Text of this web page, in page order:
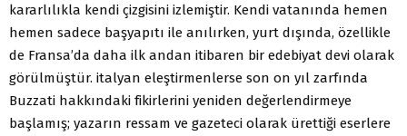
kararlılıkla kendi çizgisini izlemiştir. Kendi vatanında hemen
hemen sadece başyapıtı ile anılırken, yurt dışında, özellikle
de Fransa’da daha ilk andan itibaren bir edebiyat devi olarak
görülmüştür. italyan eleştirmenlerse son on yıl zarfında
Buzzati hakkındaki fikirlerini yeniden değerlendirmeye
başlamış; yazarın ressam ve gazeteci olarak ürettiği eserlere